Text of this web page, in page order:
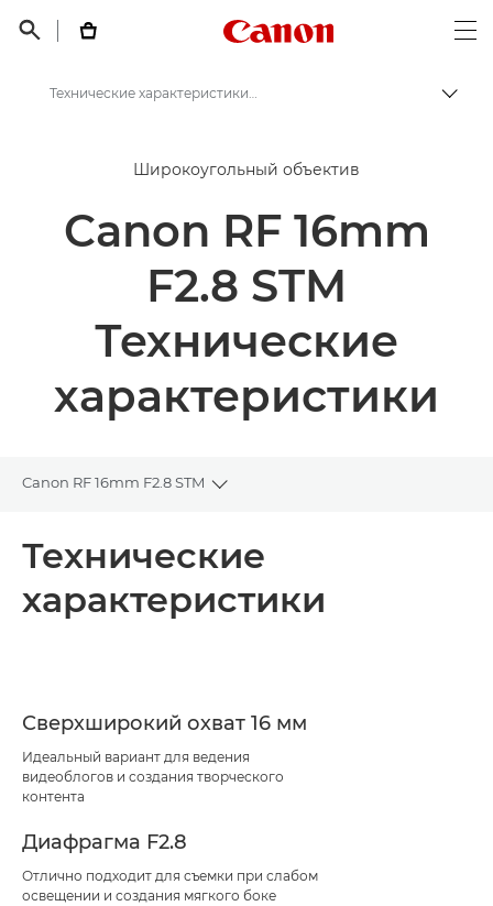
 
Canon Logo, back
Объективы для камер Canon
Canon RF 16mm F2.8 STM - Объективы RF
Широкоугольный объектив
Canon RF 16mm
F2.8 STM
Технические
характеристики
Canon RF 16mm F2.8 STM
Toggle breadcrumbs
Технические характеристики
Технические
характеристики
Сверхширокий охват 16 мм
Идеальный вариант для ведения
видеоблогов и создания творческого
контента
Диафрагма F2.8
Отлично подходит для съемки при слабом
освещении и создания мягкого боке